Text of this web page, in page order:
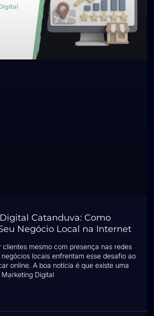
Catanduva: Como
Negócio Local na Internet
clientes mesmo com presença nas redes
locais enfrentam esse desafio ao
online. A boa notícia é que existe uma
Digital